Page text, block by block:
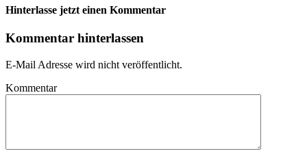
Hinterlasse jetzt einen Kommentar
Kommentar hinterlassen
E-Mail Adresse wird nicht veröffentlicht.
Kommentar